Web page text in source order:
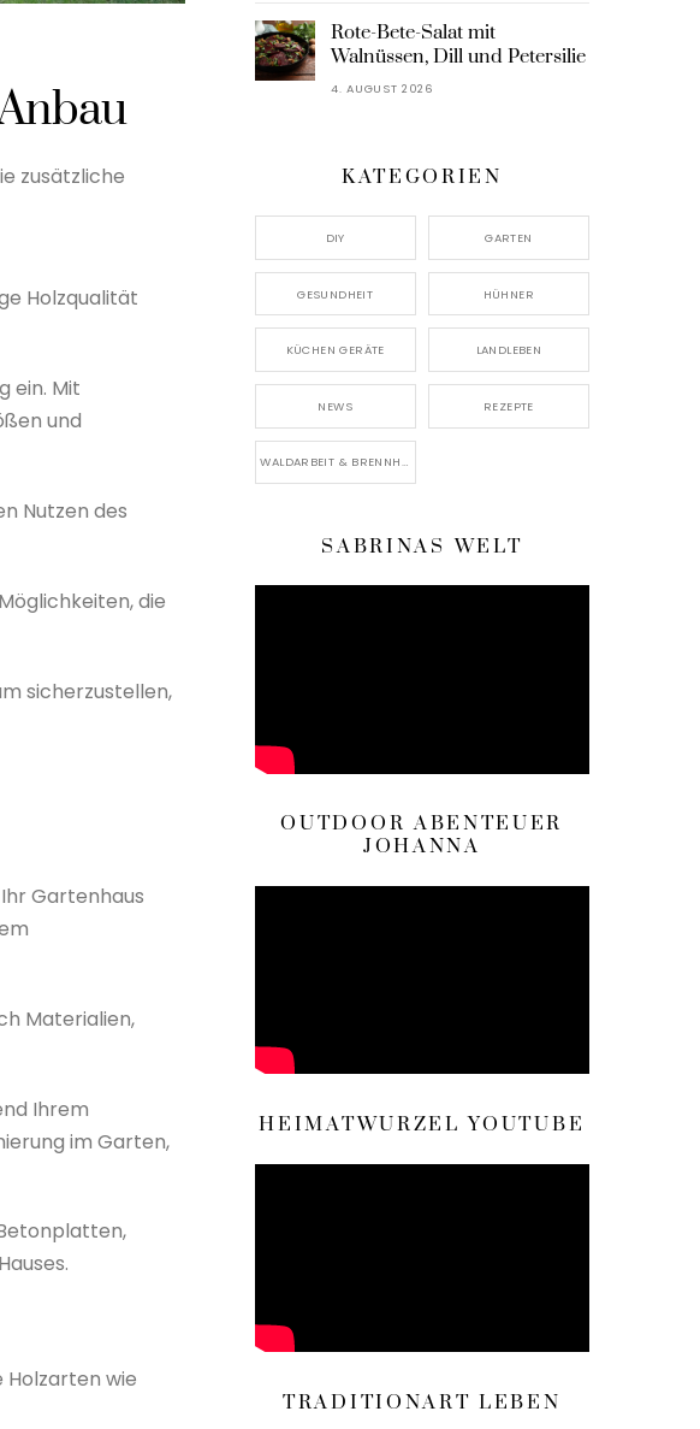
zusätzliche
Holzqualität
ein. Mit
und
Nutzen des
die
sicherzustellen,
Gartenhaus
Materialien,
Ihrem
im Garten,
Holzarten wie
Rote-Bete-Salat mit
Walnüssen, Dill und Petersilie
4. AUGUST 2026
KATEGORIEN
DIY GARTEN
GESUNDHEIT HÜHNER
KÜCHEN GERÄTE LANDLEBEN
NEWS REZEPTE
WALDARBEIT & BRENNHOLZ
SABRINAS WELT
OUTDOOR ABENTEUER
JOHANNA
HEIMATWURZEL YOUTUBE
TRADITIONART LEBEN